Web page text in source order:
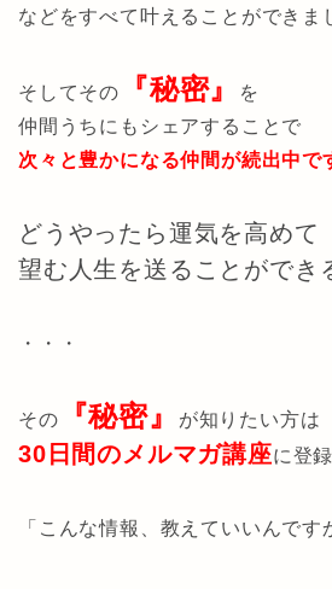
などをすべて叶えることができま
そしてその 『秘密』
を
仲間うちにもシェアすることで
次々と豊かになる仲間が続出中で
どうやったら運気を高めて
望む人生を送ることができ
・・・
その 『秘密』 が知りたい方は
30日間のメルマガ講座に登
「こんな情報、教えていいんです